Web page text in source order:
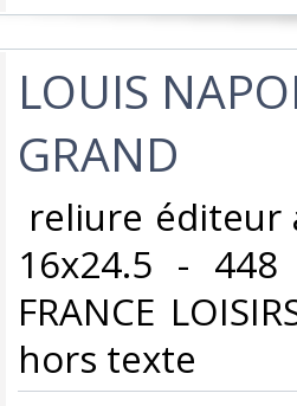
‎LOUIS
GRAND‎
reliure
16x24.5 -
FRANCE
hors texte ‎